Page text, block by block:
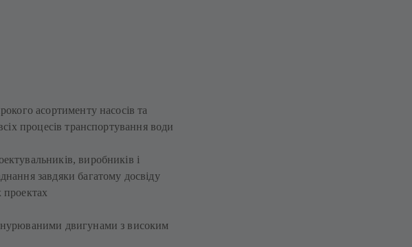
асортименту насосів та
процесів транспортування води
виробників і
завдяки багатому досвіду
двигунами з високим